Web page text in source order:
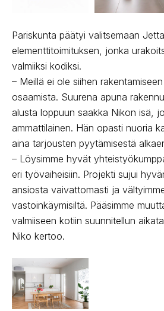
Pariskunta päätyi valitsemaan
elementtitoimituksen, jonka
valmiiksi kodiksi.
– Meillä ei ole siihen
osaamista. Suurena apuna
alusta loppuun saakka Nikon isä,
ammattilainen. Hän opasti nuoria
aina tarjousten pyytämisestä
– Löysimme hyvät
eri työvaiheisiin. Projekti sujui
ansiosta vaivattomasti ja
vastoinkäymisiltä. Pääsimme
valmiiseen kotiin suunnitellun
Niko kertoo.